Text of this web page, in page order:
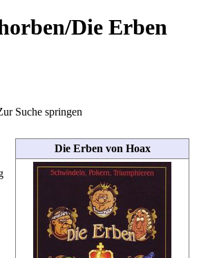
Die Erben
Suche springen
Die Erben von Hoax